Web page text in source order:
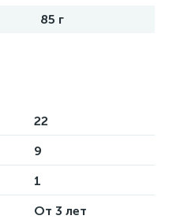
85 г
22
9
1
От 3 лет